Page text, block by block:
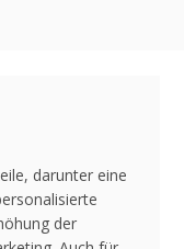
darunter eine
der